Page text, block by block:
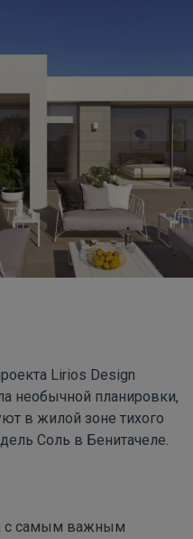
Lirios Design
необычной планировки,
в жилой зоне тихого
Соль в Бенитачеле.
с самым важным